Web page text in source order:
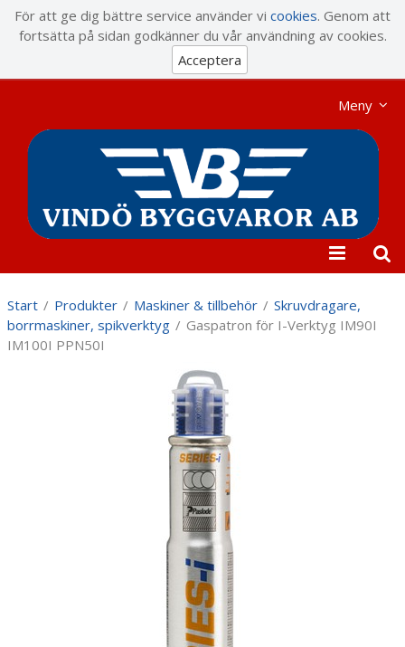
För att ge dig bättre service använder vi cookies. Genom att
fortsätta på sidan godkänner du vår användning av cookies.
Acceptera
Meny
Start / Produkter / Maskiner & tillbehör / Skruvdragare,
borrmaskiner, spikverktyg / Gaspatron för I-Verktyg IM90I
IM100I PPN50I
Visa varukorgen Till kassan